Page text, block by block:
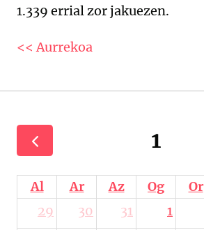
1.339 errial zor jakuezen.
<< Aurrekoa
1
Al Ar Az Og Or
29
30 31 1